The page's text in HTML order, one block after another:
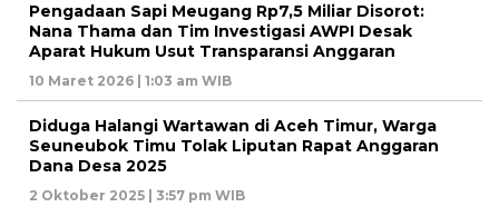
Pengadaan Sapi Meugang Rp7,5 Miliar Disorot:
Nana Thama dan Tim Investigasi AWPI Desak
Aparat Hukum Usut Transparansi Anggaran
10 Maret 2026 | 1:03 am WIB
Diduga Halangi Wartawan di Aceh Timur, Warga
Seuneubok Timu Tolak Liputan Rapat Anggaran
Dana Desa 2025
2 Oktober 2025 | 3:57 pm WIB